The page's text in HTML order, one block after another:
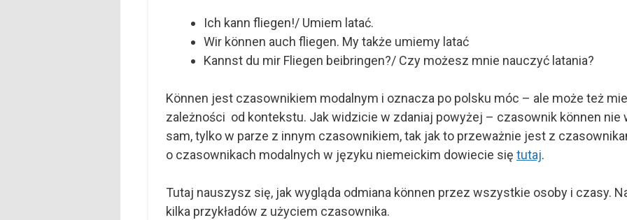
Ich kann fliegen!/ Umiem latać.
Wir können auch fliegen. My także umiemy latać
Kannst du mir Fliegen beibringen?/ Czy możesz mnie nauczyć latania?
Können jest czasownikiem modalnym i oznacza po polsku móc – ale może też
zależności od kontekstu. Jak widzicie w zdaniaj powyżej – czasownik können nie
sam, tylko w parze z innym czasownikiem, tak jak to przeważnie jest z
o czasownikach modalnych w języku niemeickim dowiecie się tutaj.
Tutaj nauszysz się, jak wygląda odmiana können przez wszystkie osoby i czasy.
kilka przykładów z użyciem czasownika.